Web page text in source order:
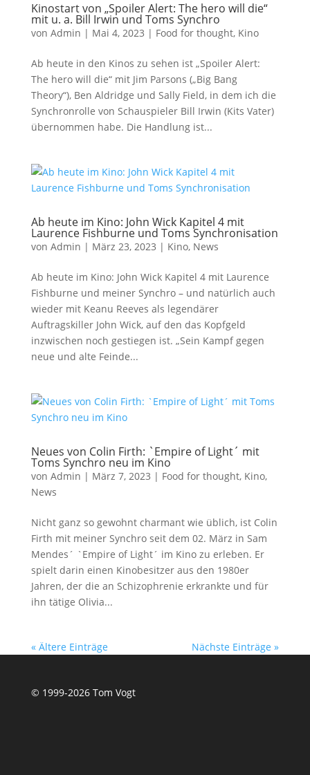
Kinostart von „Spoiler Alert: The hero will die“
mit u. a. Bill Irwin und Toms Synchro
von Admin | Mai 4, 2023 | Food for thought, Kino
Ab heute in den Kinos zu sehen ist „Spoiler Alert:
The hero will die“ mit Jim Parsons („Big Bang
Theory“), Ben Aldridge und Sally Field, in dem ich die
Synchronrolle von Schauspieler Bill Irwin (Kits Vater)
übernommen habe. Die Handlung ist...
Ab heute im Kino: John Wick Kapitel 4 mit
Laurence Fishburne und Toms Synchronisation
von Admin | März 23, 2023 | Kino, News
Ab heute im Kino: John Wick Kapitel 4 mit Laurence
Fishburne und meiner Synchro – und natürlich auch
wieder mit Keanu Reeves als legendärer
Auftragskiller John Wick, auf den das Kopfgeld
inzwischen noch gestiegen ist. „Sein Kampf gegen
neue und alte Feinde...
Neues von Colin Firth: `Empire of Light´ mit
Toms Synchro neu im Kino
von Admin | März 7, 2023 | Food for thought, Kino,
News
Nicht ganz so gewohnt charmant wie üblich, ist Colin
Firth mit meiner Synchro seit dem 02. März in Sam
Mendes´ `Empire of Light´ im Kino zu erleben. Er
spielt darin einen Kinobesitzer aus den 1980er
Jahren, der die an Schizophrenie erkrankte und für
ihn tätige Olivia...
« Ältere Einträge Nächste Einträge »
© 1999-2026 Tom Vogt